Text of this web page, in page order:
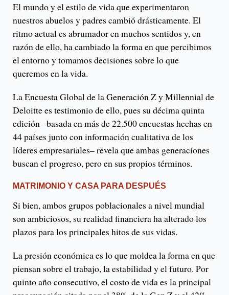
El mundo y el estilo de vida que experimentaron
nuestros abuelos y padres cambió drásticamente. El
ritmo actual es abrumador en muchos sentidos y, en
razón de ello, ha cambiado la forma en que percibimos
el entorno y tomamos decisiones sobre lo que
queremos en la vida.
La Encuesta Global de la Generación Z y Millennial de
Deloitte es testimonio de ello, pues su décima quinta
edición –basada en más de 22.500 encuestas hechas en
44 países junto con información cualitativa de los
líderes empresariales– revela que ambas generaciones
buscan el progreso, pero en sus propios términos.
MATRIMONIO Y CASA PARA DESPUÉS
Si bien, ambos grupos poblacionales a nivel mundial
son ambiciosos, su realidad financiera ha alterado los
plazos para los principales hitos de sus vidas.
La presión económica es lo que moldea la forma en que
piensan sobre el trabajo, la estabilidad y el futuro. Por
quinto año consecutivo, el costo de vida es la principal